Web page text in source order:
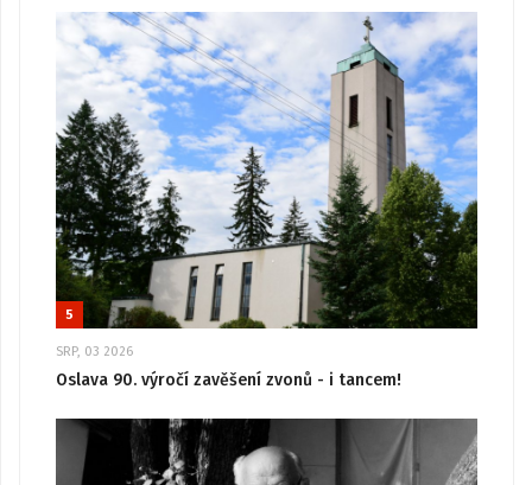
5
SRP, 03 2026
Oslava 90. výročí zavěšení zvonů - i tancem!